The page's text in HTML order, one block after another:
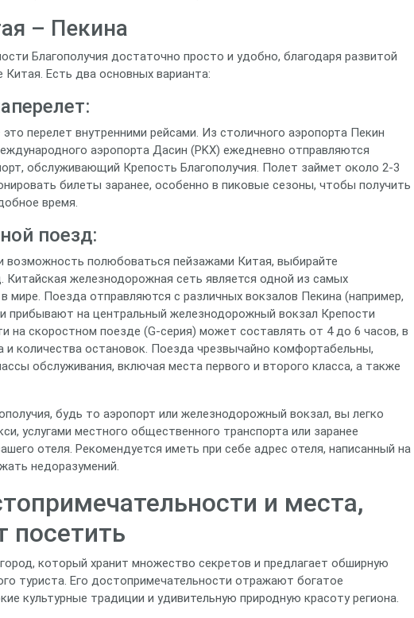
– Пекина
Благополучия достаточно просто и удобно, благодаря развитой
Китая. Есть два основных варианта:
перелет внутренними рейсами. Из столичного аэропорта Пекин
аэропорта Дасин (PKX) ежедневно отправляются
обслуживающий Крепость Благополучия. Полет займет около 2-3
билеты заранее, особенно в пиковые сезоны, чтобы получить
время.
поезд:
возможность полюбоваться пейзажами Китая, выбирайте
Китайская железнодорожная сеть является одной из самых
мире. Поезда отправляются с различных вокзалов Пекина (например,
прибывают на центральный железнодорожный вокзал Крепости
на скоростном поезде (G-серия) может составлять от 4 до 6 часов, в
и количества остановок. Поезда чрезвычайно комфортабельны,
обслуживания, включая места первого и второго класса, а также
будь то аэропорт или железнодорожный вокзал, вы легко
услугами местного общественного транспорта или заранее
отеля. Рекомендуется иметь при себе адрес отеля, написанный на
недоразумений.
и места,
посетить
который хранит множество секретов и предлагает обширную
туриста. Его достопримечательности отражают богатое
культурные традиции и удивительную природную красоту региона.